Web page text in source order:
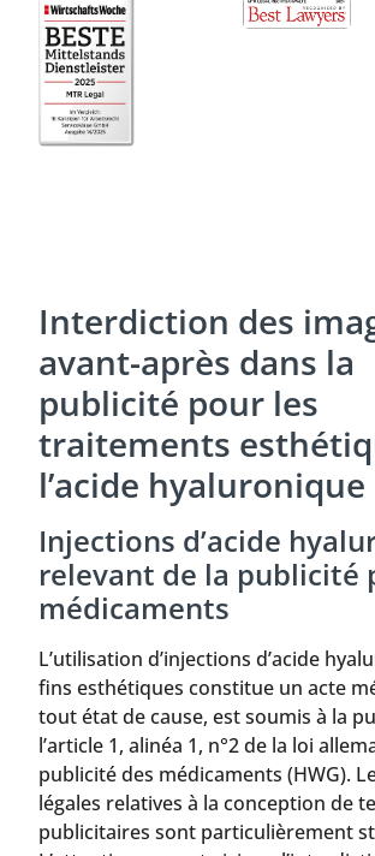
Interdiction des
avant-après dans la
publicité pour les
traitements
l’acide hyaluronique
Injections d’acide
relevant de la publicité
médicaments
L’utilisation d’injections d’acide
fins esthétiques constitue un acte
tout état de cause, est soumis à la
l’article 1, alinéa 1, n°2 de la loi
publicité des médicaments (HWG).
légales relatives à la conception de
publicitaires sont particulièrement